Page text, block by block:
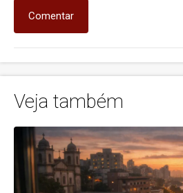
Comentar
Veja também